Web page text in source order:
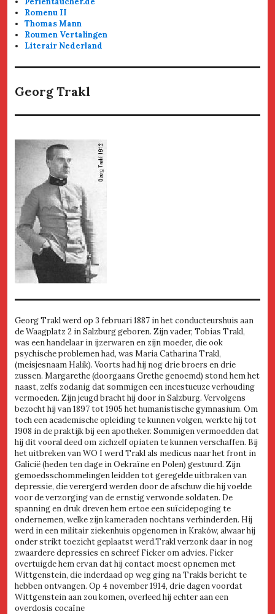
Romenu II
Thomas Mann
Roumen Vertalingen
Literair Nederland
Georg Trakl
Georg Trakl werd op 3 februari 1887 in het conducteurshuis aan
de Waagplatz 2 in Salzburg geboren. Zijn vader, Tobias Trakl,
was een handelaar in ijzerwaren en zijn moeder, die ook
psychische problemen had, was Maria Catharina Trakl,
(meisjesnaam Halik). Voorts had hij nog drie broers en drie
zussen. Margarethe (doorgaans Grethe genoemd) stond hem het
naast, zelfs zodanig dat sommigen een incestueuze verhouding
vermoeden. Zijn jeugd bracht hij door in Salzburg. Vervolgens
bezocht hij van 1897 tot 1905 het humanistische gymnasium. Om
toch een academische opleiding te kunnen volgen, werkte hij tot
1908 in de praktijk bij een apotheker. Sommigen vermoedden dat
hij dit vooral deed om zichzelf opiaten te kunnen verschaffen. Bij
het uitbreken van WO I werd Trakl als medicus naar het front in
Galicië (heden ten dage in Oekraïne en Polen) gestuurd. Zijn
gemoedsschommelingen leidden tot geregelde uitbraken van
depressie, die verergerd werden door de afschuw die hij voelde
voor de verzorging van de ernstig verwonde soldaten. De
spanning en druk dreven hem ertoe een suïcidepoging te
ondernemen, welke zijn kameraden nochtans verhinderden. Hij
werd in een militair ziekenhuis opgenomen in Kraków, alwaar hij
onder strikt toezicht geplaatst werd.Trakl verzonk daar in nog
zwaardere depressies en schreef Ficker om advies. Ficker
overtuigde hem ervan dat hij contact moest opnemen met
Wittgenstein, die inderdaad op weg ging na Trakls bericht te
hebben ontvangen. Op 4 november 1914, drie dagen voordat
Wittgenstein aan zou komen, overleed hij echter aan een
overdosis cocaïne